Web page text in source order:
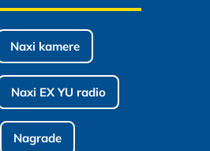
Naxi kamere
Naxi EX YU radio
Nagrade